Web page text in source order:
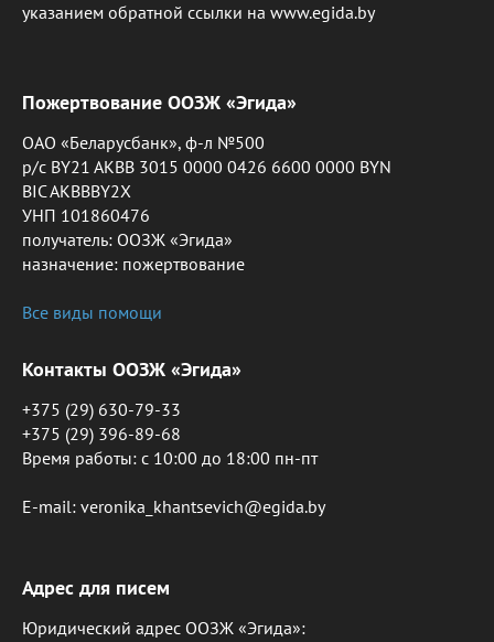
указанием обратной ссылки на www.egida.by
Пожертвование ООЗЖ «Эгида»
ОАО «Беларусбанк», ф-л №500
р/с BY21 AKBB 3015 0000 0426 6600 0000 BYN
BIC AKBBBY2X
УНП 101860476
получатель: ООЗЖ «Эгида»
назначение: пожертвование
Все виды помощи
Контакты ООЗЖ «Эгида»
+375 (29) 630-79-33
+375 (29) 396-89-68
Время работы: c 10:00 до 18:00 пн-пт
E-mail: veronika_khantsevich@egida.by
Адрес для писем
Юридический адрес ООЗЖ «Эгида»: